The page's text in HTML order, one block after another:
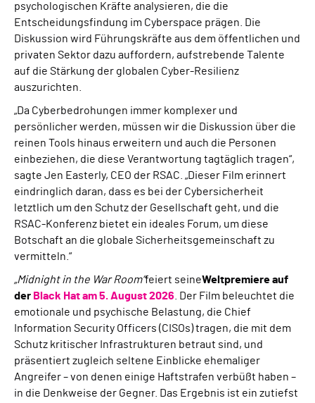
psychologischen Kräfte analysieren, die die
Entscheidungsfindung im Cyberspace prägen. Die
Diskussion wird Führungskräfte aus dem öffentlichen und
privaten Sektor dazu auffordern, aufstrebende Talente
auf die Stärkung der globalen Cyber-Resilienz
auszurichten.
„Da Cyberbedrohungen immer komplexer und
persönlicher werden, müssen wir die Diskussion über die
reinen Tools hinaus erweitern und auch die Personen
einbeziehen, die diese Verantwortung tagtäglich tragen“,
sagte Jen Easterly, CEO der RSAC. „Dieser Film erinnert
eindringlich daran, dass es bei der Cybersicherheit
letztlich um den Schutz der Gesellschaft geht, und die
RSAC-Konferenz bietet ein ideales Forum, um diese
Botschaft an die globale Sicherheitsgemeinschaft zu
vermitteln.“
„Midnight in the War Room“feiert seineWeltpremiere auf
der Black Hat am 5. August 2026 . Der Film beleuchtet die
emotionale und psychische Belastung, die Chief
Information Security Officers (CISOs) tragen, die mit dem
Schutz kritischer Infrastrukturen betraut sind, und
präsentiert zugleich seltene Einblicke ehemaliger
Angreifer – von denen einige Haftstrafen verbüßt haben –
in die Denkweise der Gegner. Das Ergebnis ist ein zutiefst